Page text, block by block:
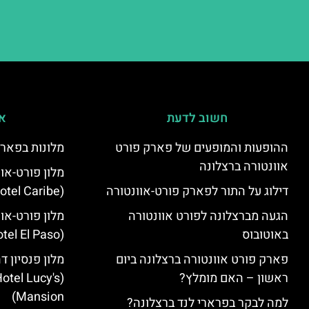
חשוב לדעת
ההופעות והמופעים של פארק פורט
אוונטורה ברצלונה
דילוג על התור לפארק פורט-אוונטורה
הגעה מברצלונה לפורט אוונטורה
באוטובוס
פארק פורט אוונטורה ברצלונה ביום
ראשון – האם מומלץ?
למה לבקר בפרארי לנד ברצלונה?
מלונות
מלון פורט-
(PortAventura Hotel Caribe)
מלון פורט-
(PortAventura Hotel El Paso)
מלון פנסיון
Lucy's
Mansion‬)